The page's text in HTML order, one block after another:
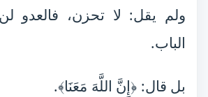
ولم يقل: لا تحزن، فالعدو
الباب.
بل قال: ﴿إِنَّ اللَّهَ مَعَنَا﴾.